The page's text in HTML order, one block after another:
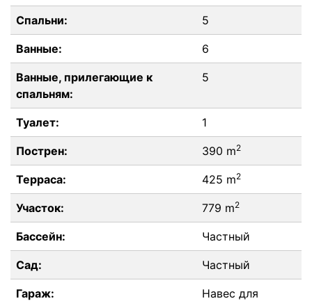
Спальни: 5
Ванные: 6
Ванные, прилегающие к
спальням:
5
Туалет: 1
Пострен: 390 m2
Терраса: 425 m2
Участок: 779 m2
Бассейн: Частный
Сад: Частный
Гараж: Навес для